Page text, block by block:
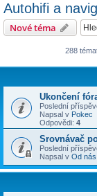
Autohifi a
Nové téma
288
Ukončení
Poslední
Napsal v Pokec
Odpovědi: 4
Srovnávač
Poslední
Napsal v Od